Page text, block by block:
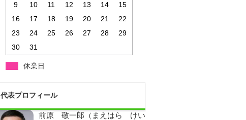
9
10 11 12 13 14
15
16
17 18 19 20 21
22
23
24 25 26 27 28
29
30
31
休業日
代表プロフィール
前原 敬一郎（まえはら けい